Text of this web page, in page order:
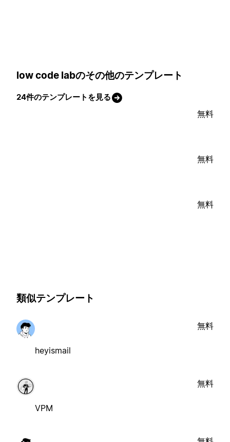
low code labのその他のテンプレート
24件のテンプレートを見る
無料
無料
無料
類似テンプレート
heyismail
無料
VPM
無料